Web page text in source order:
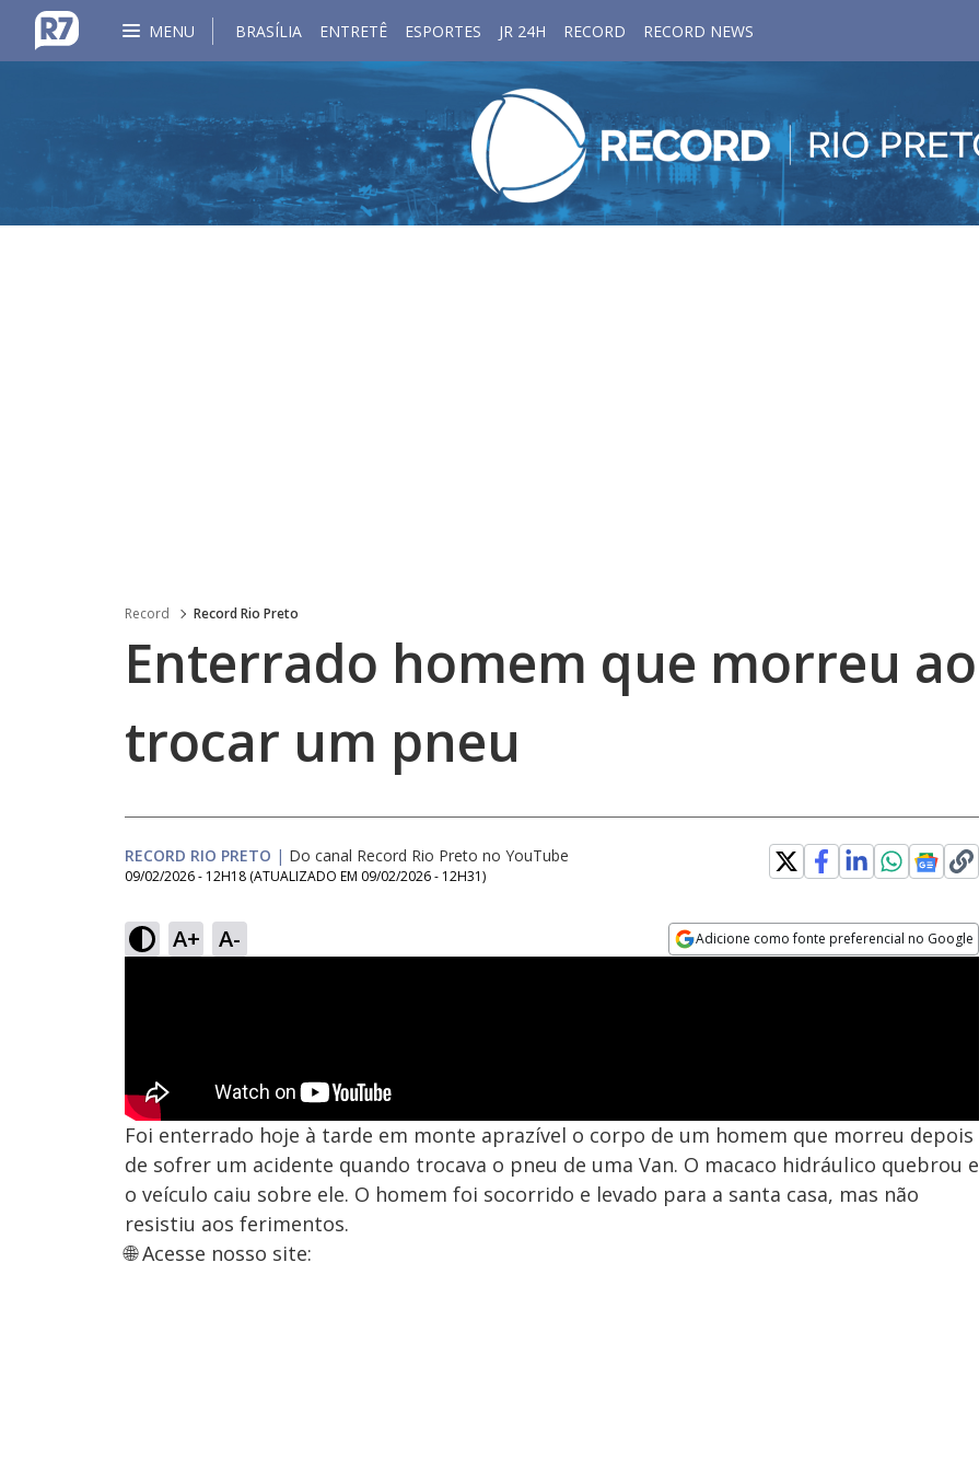
MENU BRASÍLIA ENTRETÊ ESPORTES JR 24H RECORD RECORD NEWS
Record Record Rio Preto
Enterrado homem que morreu ao
trocar um pneu
RECORD RIO PRETO | Do canal Record Rio Preto no YouTube
09/02/2026 - 12H18 (ATUALIZADO EM 09/02/2026 - 12H31)
A+ A- Adicione como fonte preferencial no Google
Foi enterrado hoje à tarde em monte aprazível o corpo de um homem que morreu depois
de sofrer um acidente quando trocava o pneu de uma Van. O macaco hidráulico quebrou e
o veículo caiu sobre ele. O homem foi socorrido e levado para a santa casa, mas não
resistiu aos ferimentos.
🌐 Acesse nosso site: